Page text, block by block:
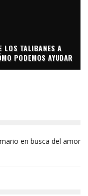
LOS TALIBANES A
PODEMOS AYUDAR
en busca del amor